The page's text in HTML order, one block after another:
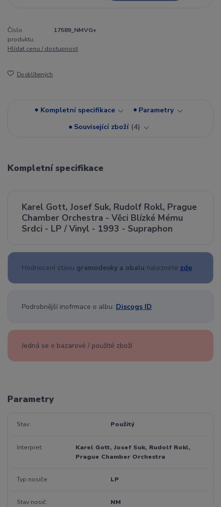
Číslo
produktu:
17589_NMVG+
Hlídat cenu / dostupnost
Do oblíbených
Kompletní specifikace
Parametry
Související zboží 4
Kompletní specifikace
Karel Gott, Josef Suk, Rudolf Rokl, Prague
Chamber Orchestra - Věci Blízké Mému
Srdci - LP / Vinyl - 1993 - Supraphon
Hodnocení stavu gramodesky a obalu naleznete zde
Podrobnější inofrmace o albu: Discogs ID
Jedná se o bazarové / použité zboží
Parametry
Stav Použitý
Interpret
Karel Gott, Josef Suk, Rudolf Rokl,
Prague Chamber Orchestra
Typ nosiče LP
Stav nosič NM